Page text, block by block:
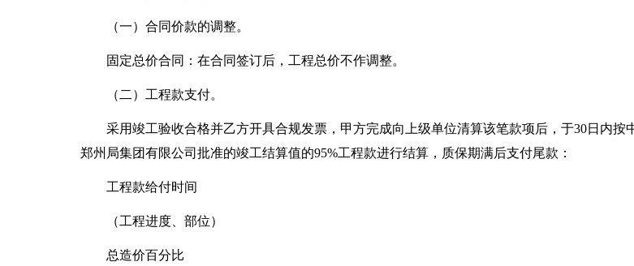
（一）合同价款的调整。
固定总价合同：在合同签订后，工程总价不作调整。
（二）工程款支付。
采用竣工验收合格并乙方开具合规发票，甲方完成向上级单位清算该笔款项后，于30日内按
郑州局集团有限公司批准的竣工结算值的95%工程款进行结算，质保期满后支付尾款：
工程款给付时间
（工程进度、部位）
总造价百分比